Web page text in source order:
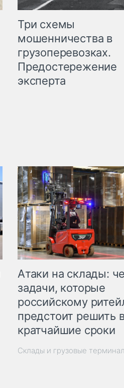
Три схемы
мошенничества в
грузоперевозках.
Предостережение
эксперта
Атаки на склады:
задачи, которые
российскому
предстоит решить
кратчайшие сроки
Склады и грузовые